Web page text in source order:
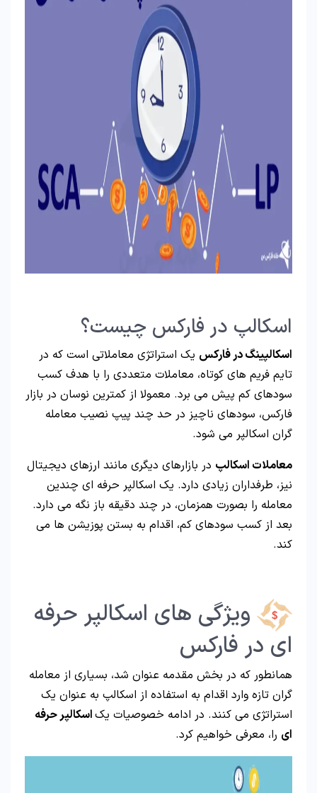
اسکالپ در فارکس چیست؟
اسکالپینگ در فارکس یک استراتژی معاملاتی است که در
تایم فریم های کوتاه، معاملات متعددی را با هدف کسب
سودهای کم پیش می برد. معمولا از کمترین نوسان در بازار
فارکس، سودهای ناچیز در حد چند پیپ نصیب معامله
گران اسکالپر می شود.
معاملات اسکالپ در بازارهای دیگری مانند ارزهای دیجیتال
نیز، طرفداران زیادی دارد. یک اسکالپر حرفه ای چندین
معامله را بصورت همزمان، در چند دقیقه باز نگه می دارد.
بعد از کسب سودهای کم، اقدام به بستن پوزیشن ها می
کند.
ویژگی های اسکالپر حرفه
ای در فارکس
همانطور که در بخش مقدمه عنوان شد، بسیاری از معامله
گران تازه وارد اقدام به استفاده از اسکالپ به عنوان یک
استراتژی می کنند. در ادامه خصوصیات یکاسکالپر حرفه
ای را، معرفی خواهیم کرد.